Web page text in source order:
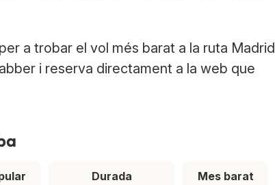
a trobar el vol més barat a la ruta Madrid
i reserva directament a la web que
Durada
Mes barat